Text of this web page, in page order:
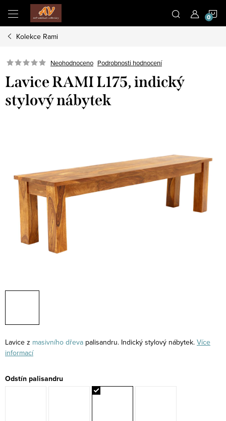
obsah
Kolekce Rami
Neohodnoceno Podrobnosti hodnocení
Lavice RAMI L175, indický
stylový nábytek
Lavice z masivního dřeva palisandru. Indický stylový nábytek. Více
informací
Odstín palisandru